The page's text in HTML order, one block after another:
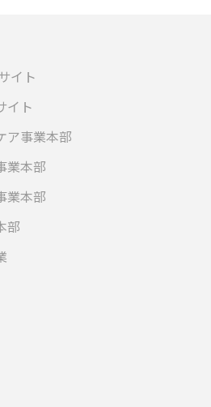
イト
イト
ア事業本部
業本部
業本部
部